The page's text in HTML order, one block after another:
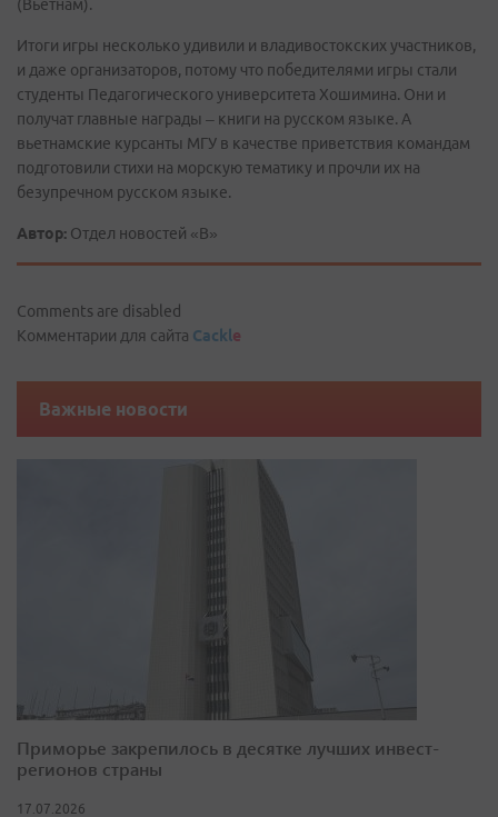
(Вьетнам).
Итоги игры несколько удивили и владивостокских участников,
и даже организаторов, потому что победителями игры стали
студенты Педагогического университета Хошимина. Они и
получат главные награды – книги на русском языке. А
вьетнамские курсанты МГУ в качестве приветствия командам
подготовили стихи на морскую тематику и прочли их на
безупречном русском языке.
Автор: Отдел новостей «В»
Comments are disabled
Комментарии для сайта Cackle
Важные новости
Приморье закрепилось в десятке лучших инвест-
регионов страны
17.07.2026